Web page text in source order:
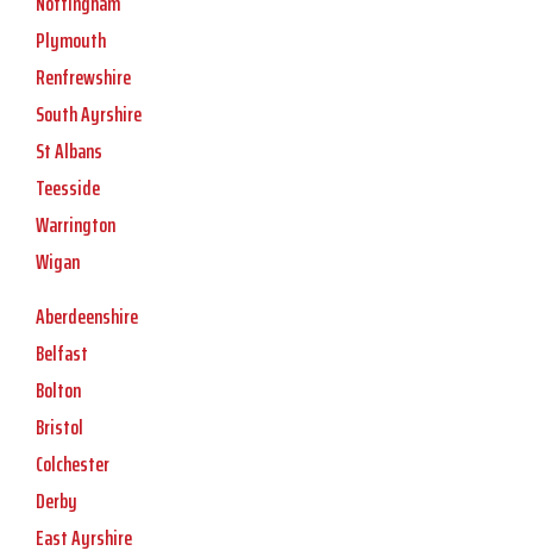
Plymouth
Renfrewshire
South Ayrshire
St Albans
Teesside
Warrington
Wigan
Aberdeenshire
Belfast
Bolton
Bristol
Colchester
Derby
East Ayrshire